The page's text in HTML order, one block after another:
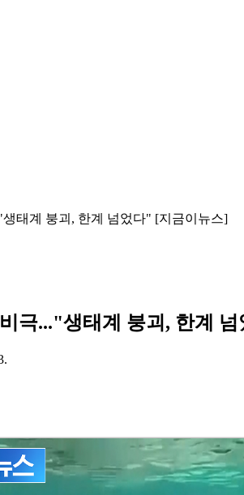
태계 붕괴, 한계 넘었다" [지금이뉴스]
극..."생태계 붕괴, 한계